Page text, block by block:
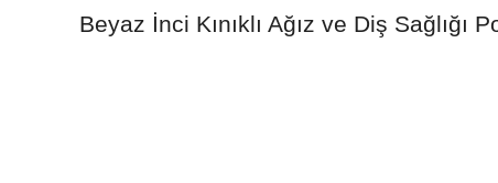
Beyaz İnci Kınıklı Ağız ve Diş Sağlığı